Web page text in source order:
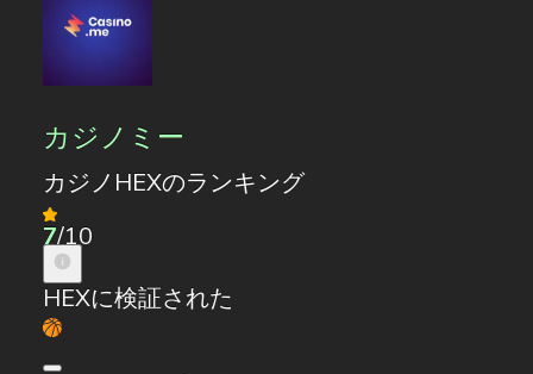
カジノミー
カジノHEXのランキング
7/10
HEXに検証された